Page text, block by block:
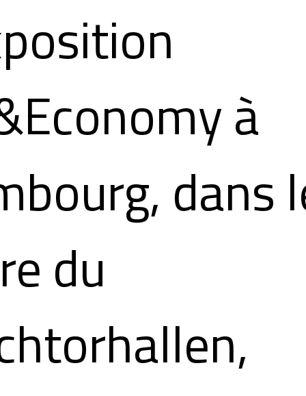
à
dans
du